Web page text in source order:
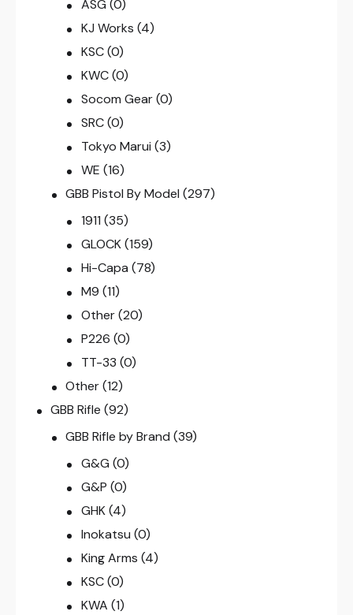
ASG (0)
KJ Works (4)
KSC (0)
KWC (0)
Socom Gear (0)
SRC (0)
Tokyo Marui (3)
WE (16)
GBB Pistol By Model (297)
1911 (35)
GLOCK (159)
Hi-Capa (78)
M9 (11)
Other (20)
P226 (0)
TT-33 (0)
Other (12)
GBB Rifle (92)
GBB Rifle by Brand (39)
G&G (0)
G&P (0)
GHK (4)
Inokatsu (0)
King Arms (4)
KSC (0)
KWA (1)